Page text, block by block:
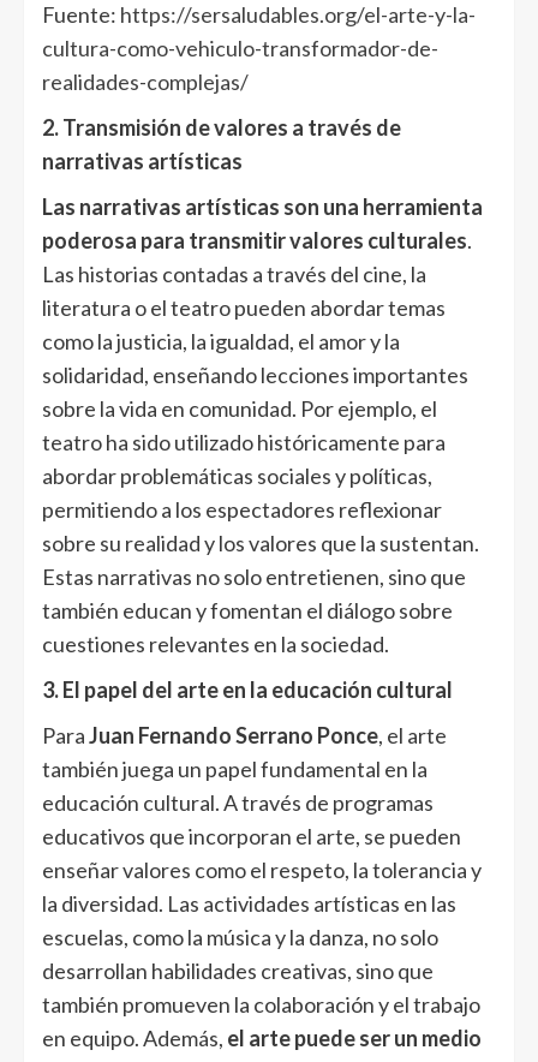
Fuente: https://sersaludables.org/el-arte-y-la-
cultura-como-vehiculo-transformador-de-
realidades-complejas/
2. Transmisión de valores a través de
narrativas artísticas
Las narrativas artísticas son una herramienta
poderosa para transmitir valores culturales.
Las historias contadas a través del cine, la
literatura o el teatro pueden abordar temas
como la justicia, la igualdad, el amor y la
solidaridad, enseñando lecciones importantes
sobre la vida en comunidad. Por ejemplo, el
teatro ha sido utilizado históricamente para
abordar problemáticas sociales y políticas,
permitiendo a los espectadores reflexionar
sobre su realidad y los valores que la sustentan.
Estas narrativas no solo entretienen, sino que
también educan y fomentan el diálogo sobre
cuestiones relevantes en la sociedad.
3. El papel del arte en la educación cultural
ParaJuan Fernando Serrano Ponce, el arte
también juega un papel fundamental en la
educación cultural. A través de programas
educativos que incorporan el arte, se pueden
enseñar valores como el respeto, la tolerancia y
la diversidad. Las actividades artísticas en las
escuelas, como la música y la danza, no solo
desarrollan habilidades creativas, sino que
también promueven la colaboración y el trabajo
en equipo. Además, el arte puede ser un medio